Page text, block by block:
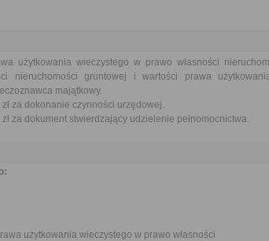
użytkowania wieczystego w prawo własności
nieruchomości gruntowej i wartości prawa
majątkowy.
za dokonanie czynności urzędowej.
za dokument stwierdzający udzielenie pełnomocnictwa.
użytkowania wieczystego w prawo własności